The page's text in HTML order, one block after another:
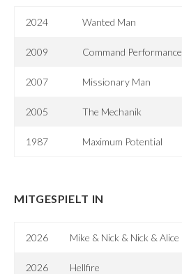
2024 Wanted Man
2009 Command Performance
2007 Missionary Man
2005 The Mechanik
1987 Maximum Potential
MITGESPIELT IN
2026 Mike & Nick & Nick & Alice
2026 Hellfire